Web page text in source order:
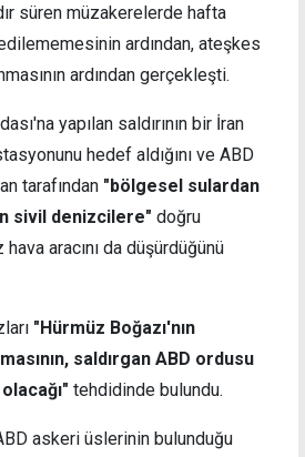
süren müzakerelerde hafta
ardından, ateşkes
ardından gerçekleşti.
yapılan saldırının bir İran
hedef aldığını ve ABD
tarafından "bölgesel sulardan
sivil denizcilere" doğru
hava aracını da düşürdüğünü
"Hürmüz Boğazı'nın
saldırgan ABD ordusu
tehdidinde bulundu.
askeri üslerinin bulunduğu